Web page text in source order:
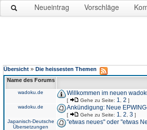
Neueintrag Vorschläge
Übersicht » Die heissesten Themen
Name des Forums
wadoku.de Willkommen im neuen
[ Gehe zu Seite: 1 2 ]
wadoku.de Ankündigung: Neue
[ Gehe zu Seite: 1 2 3 ]
Japanisch-Deutsche
Übersetzungen
"etwas neues" oder "etwas